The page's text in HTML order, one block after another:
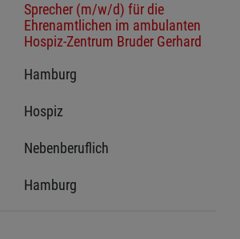
Sprecher (m/w/d) für die
Ehrenamtlichen im ambulanten
Hospiz-Zentrum Bruder Gerhard
Hamburg
Hospiz
Nebenberuflich
Hamburg